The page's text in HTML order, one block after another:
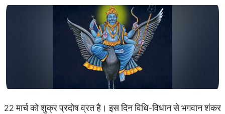
22 मार्च को शुक्र प्रदोष व्रत है। इस दिन विधि-विधान से भगवान शंकर